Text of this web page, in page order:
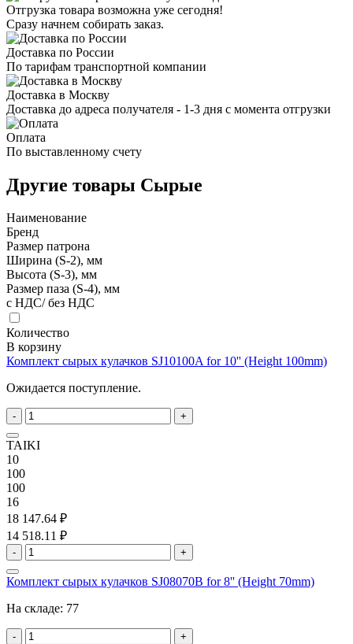
Отгрузка товара возможна уже сегодня!
Сразу начнем собирать заказ.
Доставка по России
По тарифам транспортной компании
Доставка в Москву
Доставка до адреса получателя - 1-3 дня с момента отгрузки
Оплата
По выставленному счету
Другие товары Сырые
Наименование
Бренд
Размер патрона
Ширина (S-2), мм
Высота (S-3), мм
Размер паза (S-4), мм
с НДС/ без НДС
Количество
В корзину
Комплект сырых кулачков SJ10100A for 10'' (Height 100mm)
Ожидается поступление.
- +
TAIKI
10
100
100
16
18 147.64 ₽
14 518.11 ₽
- +
Комплект сырых кулачков SJ08070B for 8'' (Height 70mm)
На складе: 77
- +